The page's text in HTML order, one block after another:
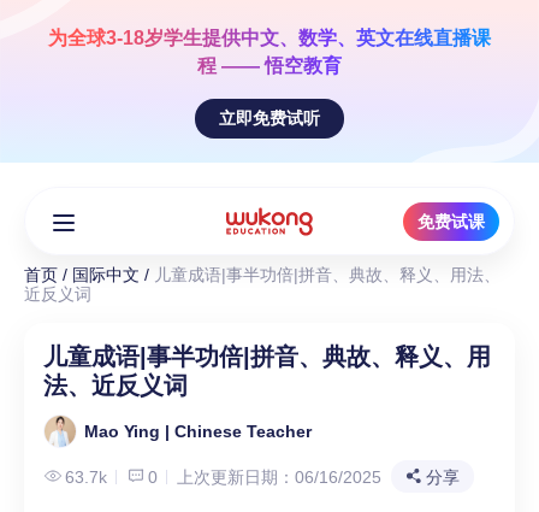
为全球3-18岁学生提供中文、数学、英文在线直播课
程 —— 悟空教育
立即免费试听
免费试课
首页 / 国际中文 / 儿童成语|事半功倍|拼音、典故、释义、用法、
近反义词
儿童成语|事半功倍|拼音、典故、释义、用
法、近反义词
Mao Ying | Chinese Teacher
63.7k 0 上次更新日期：06/16/2025 分享